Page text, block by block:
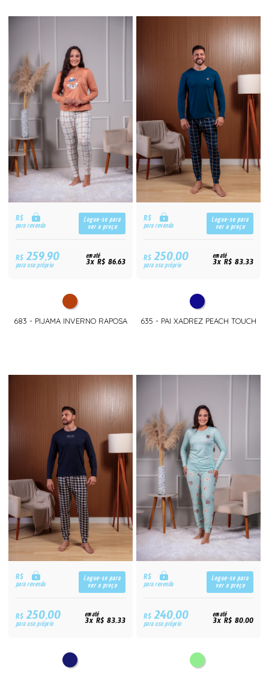
R$
para revenda
Logue-se para
ver o preço
R$259,90
para uso próprio
em até
3x R$ 86,63
683 - PIJAMA INVERNO RAPOSA
R$
para revenda
Logue-se para
ver o preço
R$250,00
para uso próprio
em até
3x R$ 83,33
635 - PAI XADREZ PEACH TOUCH
R$
para revenda
Logue-se para
ver o preço
R$250,00
para uso próprio
em até
3x R$ 83,33
R$
para revenda
Logue-se para
ver o preço
R$240,00
para uso próprio
em até
3x R$ 80,00